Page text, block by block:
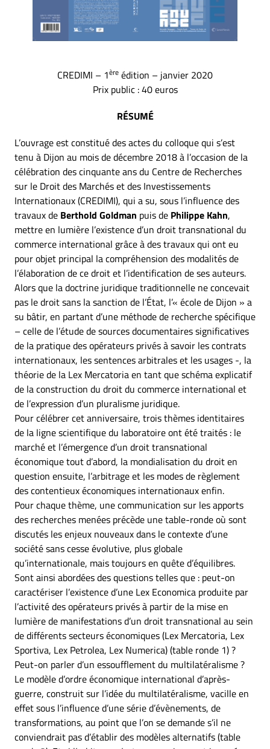
CREDIMI – 1ère édition – janvier 2020
Prix public : 40 euros
RÉSUMÉ
L’ouvrage est constitué des actes du colloque qui s’est
tenu à Dijon au mois de décembre 2018 à l’occasion de la
célébration des cinquante ans du Centre de Recherches
sur le Droit des Marchés et des Investissements
Internationaux (CREDIMI), qui a su, sous l’influence des
travaux de Berthold Goldman puis de Philippe Kahn,
mettre en lumière l’existence d’un droit transnational du
commerce international grâce à des travaux qui ont eu
pour objet principal la compréhension des modalités de
l’élaboration de ce droit et l’identification de ses auteurs.
Alors que la doctrine juridique traditionnelle ne concevait
pas le droit sans la sanction de l’État, l’« école de Dijon » a
su bâtir, en partant d’une méthode de recherche spécifique
– celle de l’étude de sources documentaires significatives
de la pratique des opérateurs privés à savoir les contrats
internationaux, les sentences arbitrales et les usages -, la
théorie de la Lex Mercatoria en tant que schéma explicatif
de la construction du droit du commerce international et
de l’expression d’un pluralisme juridique.
Pour célébrer cet anniversaire, trois thèmes identitaires
de la ligne scientifique du laboratoire ont été traités : le
marché et l’émergence d’un droit transnational
économique tout d’abord, la mondialisation du droit en
question ensuite, l’arbitrage et les modes de règlement
des contentieux économiques internationaux enfin.
Pour chaque thème, une communication sur les apports
des recherches menées précède une table-ronde où sont
discutés les enjeux nouveaux dans le contexte d’une
société sans cesse évolutive, plus globale
qu’internationale, mais toujours en quête d’équilibres.
Sont ainsi abordées des questions telles que : peut-on
caractériser l’existence d’une Lex Economica produite par
l’activité des opérateurs privés à partir de la mise en
lumière de manifestations d’un droit transnational au sein
de différents secteurs économiques (Lex Mercatoria, Lex
Sportiva, Lex Petrolea, Lex Numerica) (table ronde 1) ?
Peut-on parler d’un essoufflement du multilatéralisme ?
Le modèle d’ordre économique international d’après-
guerre, construit sur l’idée du multilatéralisme, vacille en
effet sous l’influence d’une série d’évènements, de
transformations, au point que l’on se demande s’il ne
conviendrait pas d’établir des modèles alternatifs (table